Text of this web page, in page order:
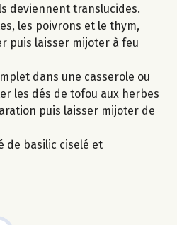
deviennent translucides.
les poivrons et le thym,
puis laisser mijoter à feu
dans une casserole ou
les dés de tofou aux herbes
puis laisser mijoter de
de basilic ciselé et